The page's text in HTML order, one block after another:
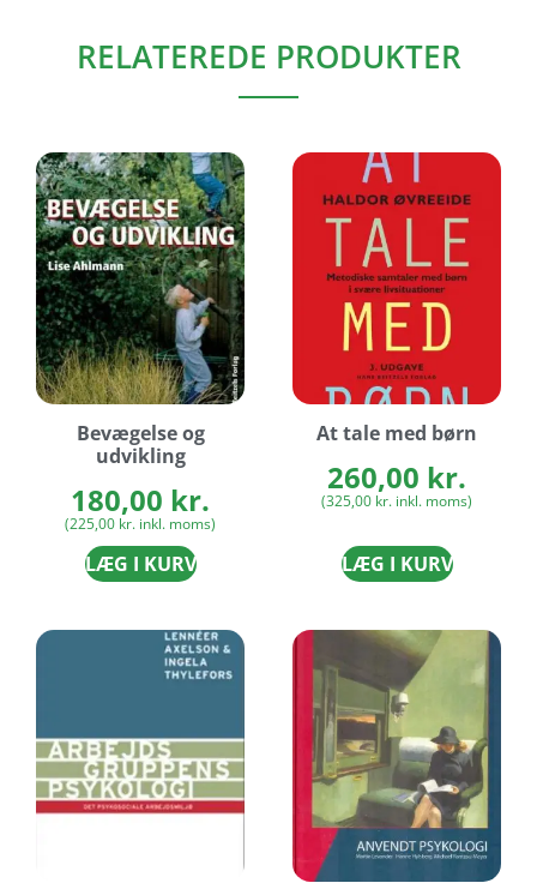
RELATEREDE PRODUKTER
Bevægelse og
udvikling
180,00 kr.
(225,00 kr. inkl. moms)
LÆG I KURV
At tale med børn
260,00 kr.
(325,00 kr. inkl. moms)
LÆG I KURV